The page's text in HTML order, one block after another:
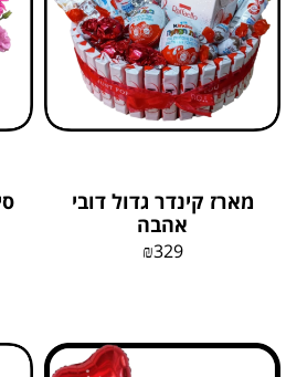
מארז קינדר גדול דובי
אהבה
₪329